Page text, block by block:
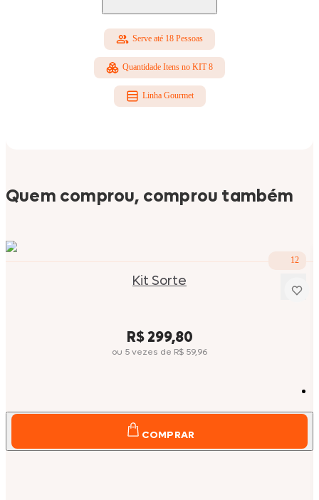
Serve até 18 Pessoas
Quantidade Itens no KIT 8
Linha Gourmet
Quem comprou, comprou também
Kit Sorte
Price:
R$ 299,80
ou 5vezes de R$ 59,96
12
COMPRAR